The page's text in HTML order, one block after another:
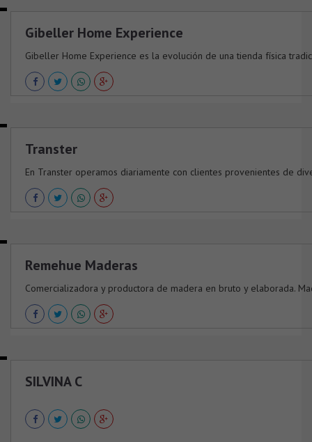
Gibeller Home Experience
Gibeller Home Experience es la evolución de una tienda física
Transter
En Transter operamos diariamente con clientes provenientes de
Remehue Maderas
Comercializadora y productora de madera en bruto y elaborada.
SILVINA C